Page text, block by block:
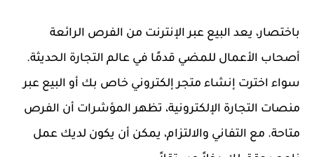
باختصار، يعد البيع عبر الإنترنت من الفرص الرائعة
أصحاب الأعمال للمضي قدمًا في عالم التجارة الحديثة.
سواء اخترت إنشاء متجر إلكتروني خاص بك أو البيع عبر
منصات التجارة الإلكترونية، تظهر المؤشرات أن الفرص
متاحة. مع التفاني والالتزام، يمكن أن يكون لديك عمل